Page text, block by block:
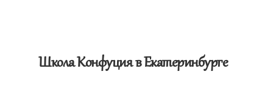
Школа Конфуция в Екатеринбурге